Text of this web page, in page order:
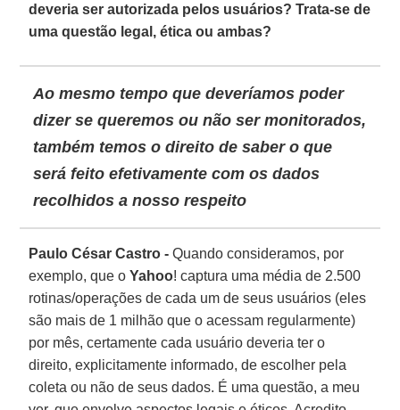
deveria ser autorizada pelos usuários? Trata-se de
uma questão legal, ética ou ambas?
Ao mesmo tempo que deveríamos poder
dizer se queremos ou não ser monitorados,
também temos o direito de saber o que
será feito efetivamente com os dados
recolhidos a nosso respeito
Paulo César Castro - Quando consideramos, por
exemplo, que oYahoo! captura uma média de 2.500
rotinas/operações de cada um de seus usuários (eles
são mais de 1 milhão que o acessam regularmente)
por mês, certamente cada usuário deveria ter o
direito, explicitamente informado, de escolher pela
coleta ou não de seus dados. É uma questão, a meu